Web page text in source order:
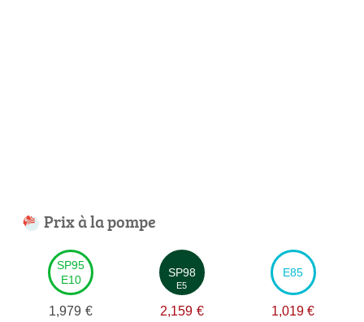
Prix à la pompe
SP95
E10
1,979 €
SP98
E5
2,159 €
E85
1,019 €